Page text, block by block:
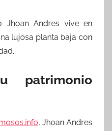
Jhoan Andres vive en
lujosa planta baja con
patrimonio
, Jhoan Andres